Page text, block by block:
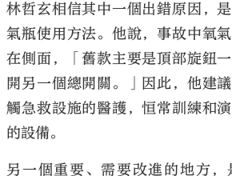
林哲玄相信其中一個出錯原因，
氣瓶使用方法。他說，事故中氧
在側面，「舊款主要是頂部旋鈕
開另一個總開關。」因此，他建
觸急救設施的醫護，恒常訓練和
的設備。
另一個重要、需要改進的地方